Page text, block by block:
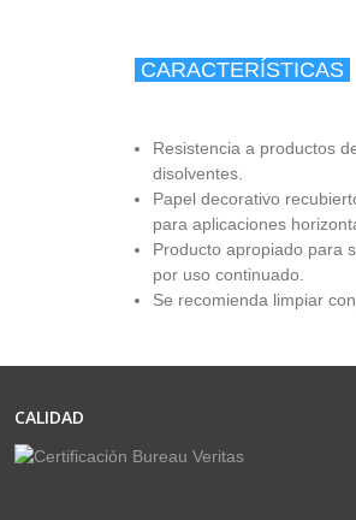
CARACTERÍSTICAS
Resistencia a productos
disolventes.
Papel decorativo
para aplicaciones
Producto apropiado para
por uso continuado.
Se recomienda limpiar
CALIDAD